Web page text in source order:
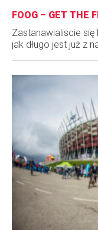
FOOG – GET THE
Zastanawialiscie się
jak długo jest już z